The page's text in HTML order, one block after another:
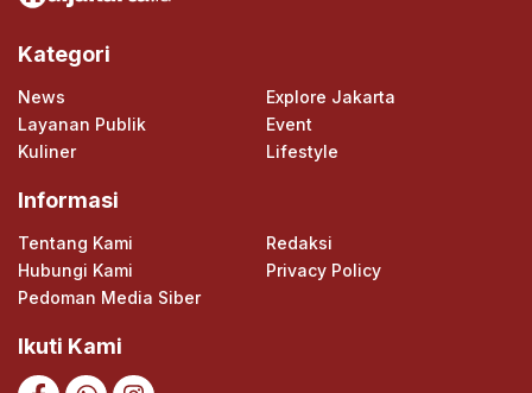
Kategori
News
Explore Jakarta
Layanan Publik
Event
Kuliner
Lifestyle
Informasi
Tentang Kami
Redaksi
Hubungi Kami
Privacy Policy
Pedoman Media Siber
Ikuti Kami